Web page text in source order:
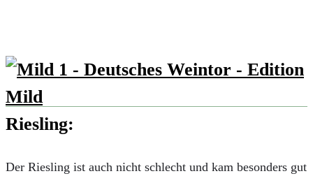
Riesling:
Der Riesling ist auch nicht schlecht und kam besonders gut